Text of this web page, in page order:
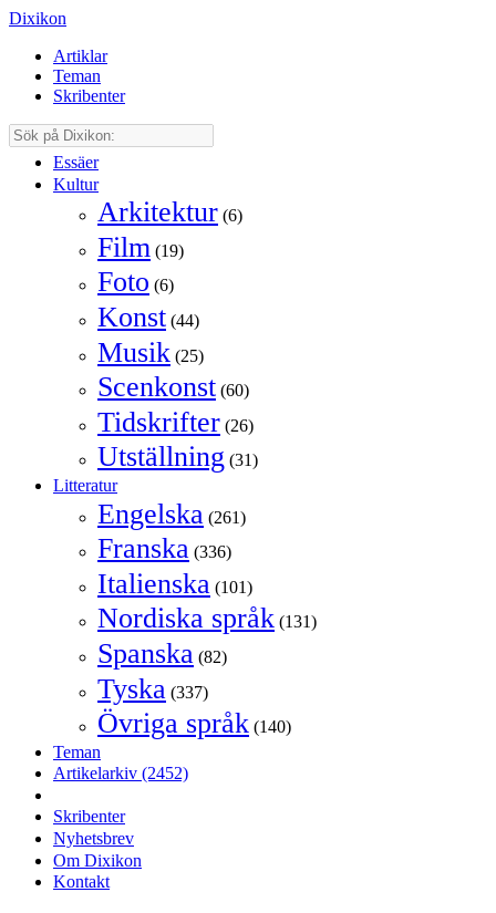
Dixikon
Artiklar
Teman
Skribenter
Essäer
Kultur
Arkitektur (6)
Film (19)
Foto (6)
Konst (44)
Musik (25)
Scenkonst (60)
Tidskrifter (26)
Utställning (31)
Litteratur
Engelska (261)
Franska (336)
Italienska (101)
Nordiska språk (131)
Spanska (82)
Tyska (337)
Övriga språk (140)
Teman
Artikelarkiv (2452)
Skribenter
Nyhetsbrev
Om Dixikon
Kontakt